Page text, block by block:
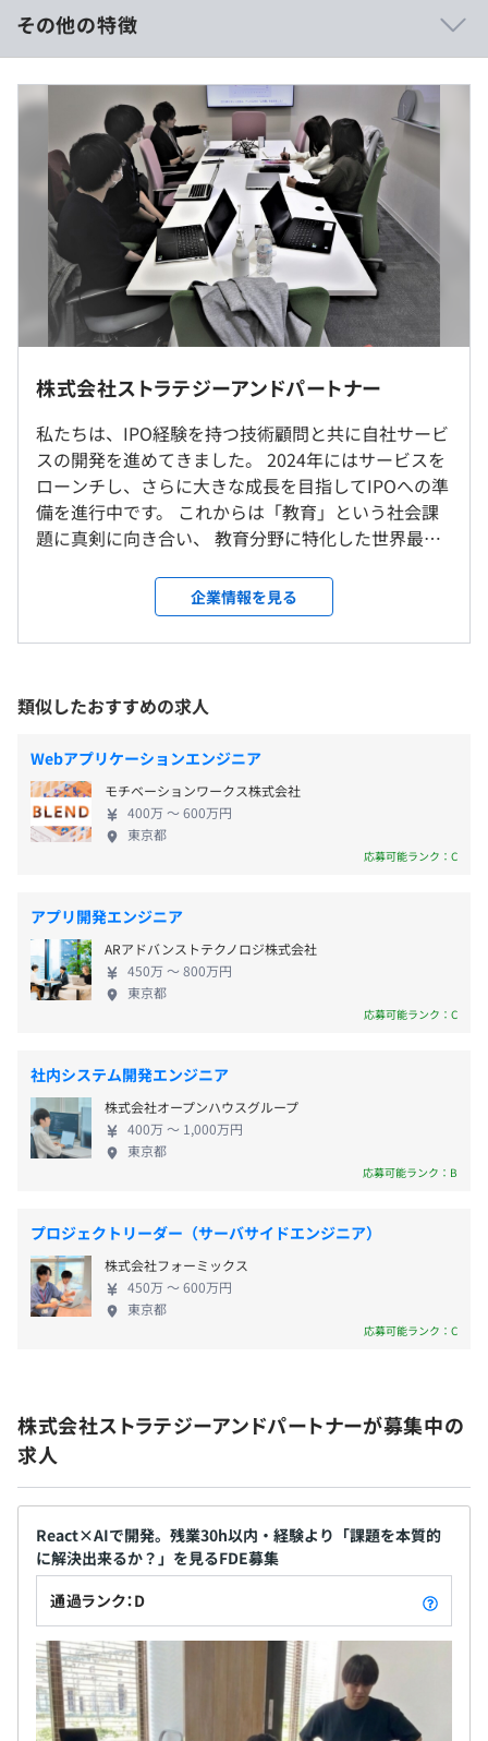
「エレメンタルラボ」は大手メディアにも掲載され、業界
から注目を集めています。
当社代表は大手企業向けに「AI駆動社会における人材教
育」をテーマにレクチャーを行うなど、技術だけでなく思
想面でも業界をリードしています。
コードレビューやドキュメント作成にAIツールを駆使し、
エンジニアは創造的な価値創出に集中できる環境がありま
す。私たち自身がAIと人間の理想的な協働モデルを日々実
践しています。
リモートワークを基本としながらも、AIツールを活用した
効果的なコミュニケーション環境で、チームの一体感と心
理的安全性を両立。「成果」で評価する真の結果主義を実
践し、短時間で質の高い成果を出せるエンジニアが正当に
評価される文化があります。
非認知能力×生成AIによる次世代エンジニア育成プラット
フォーム
ンジニアに必須となる
「非認知能力」の開発にフォーカスした教育プラットフォ
ームです。
会における人材教育」として講演を行ってきた知見と思想
を結集した、
他社にはない独創的なサービスとして開発されました。
技術的特徴と革新性
最新のLLM（大規模言語モデル）技術を活用した対話型学
これにより、学力では測れない非認知能力を可視化し、
個々のエンジニアに最適化された成長プログラムを提供し
ています。
特にITエンジニア向けにカスタマイズされたモデルは、技
単なる知識習得ではなく、AIが普及する時代に「人間にし
かできない価値」を高めることを目指しています。
サービスの社会的インパクト
従来のプログラミング教育が「技術スキル」に偏重する
目。
ITエンジニアの能力開発に貢献し、その効果は単なる技術
力向上だけでなく、チームでの協働やイノベーション創出
にも及んでいます。
ログラムにも同様の思想が取り入れられるなど、
業界全体に影響を与えています。
開発チームの挑戦と成果
エレメンタルラボの開発では、多分野の知見をAI技術と融
合させる挑戦がありました。
人間の共進化」という哲学的テーマに向き合いながら実装
を進めています。
「技術は変わっても、人間の本質的な強みを磨き続けるこ
と」—
フルリモートで成果を追求
クライアントワークの場合は関東近辺に在住しているほう
がよいかと思います。
月に1〜2回程度のオフラインミーティングを東京オフィ
ス（渋谷区）で実施することがありますが、自由参加で
オフィスに縛られない自由な働き方で、場所に関係なく成
果を最大化できる環境を目指してます。
就業場所の変更範囲
本社及び都内近郊クライアント先
＜変更範囲＞
本社及び都内近郊クライアント先
・従業員に対する受動喫煙対策：あり
対策内容：敷地内禁煙
銀座線表参道駅より徒歩10分
■賃金形態：月給制
■賃金の決定方法：当社規定により決定いたします
■月給：約30万円
・基本給：約18万円
・固定残業代：30時間分、約7万円（超過分は別途支
給）
・職能手当：5万円
※売上に対する還元率は60％程度
10:00～19:00
休憩時間：12:00〜13:00（60分）
回程度土曜出社あり）
◇ 祝日
◇ 夏季休暇・年末年始休暇（一部計画年休）
◇ 有給休暇
◇ 慶弔休暇
◇ 通勤手当（3万円迄／月）
◇ 資格手当（1万円～／月）
◇ 賞与年1回（8月）
◇ 給与改定年1回（7月）
◇ 各種社会保険完備（健康・厚生年金・労災・雇用）
◇ あんしん財団
試用期間あり：3カ月
その他の特徴
株式会社ストラテジーアンドパートナー
私たちは、IPO経験を持つ技術顧問と共に自社サービ
スの開発を進めてきました。 2024年にはサービスを
ローンチし、さらに大きな成長を目指してIPOへの準
備を進行中です。 これからは「教育」という社会課
題に真剣に向き合い、 教育分野に特化した世界最大
仕事内容＞＞ ■■■AIアダプティブラーニング開発
事業 エレメンタルラボ AIエージェントがITエン
ジニアをトレーニングしていく仕組みです。急速に変
は「読解力」「推論力」「計算力」「整理力」とい
ったキャッチアップ能力です。技術の陳腐化が早いIT
業界では、新たな技術を迅速に理解する力が求めら
れます。当社のエンジニアだからこそ可能な技術力を
活かし、クライアント拡大に注力しています。 使用
技術例: Go、React ■■■受託開発 卸売業やエネル
ギー産業を対象に、社内でWEBシステムの開発を行
件が同時進行中です。各プロジェクトでは、担当者の
スキルレベルに応じたタスクを割り振り、効率的な
開発体制を構築しています。 使用技術例: Go、
React、MySQL、Next.js ■■■DXコンサルティング
旅行業向けにバックオフィスの自動化コンサルティ
が全ての窓口となり、処理を抽象化。 人間はホスピ
タリティ向上に集中するという高付加価値のプラッ
トフォームを構築します。 使用技術例: Claudcode
企業情報を見る
類似したおすすめの求人
Webアプリケーションエンジニア
モチベーションワークス株式会社
400万 〜 600万円
東京都
応募可能ランク：C
アプリ開発エンジニア
ARアドバンストテクノロジ株式会社
450万 〜 800万円
東京都
応募可能ランク：C
社内システム開発エンジニア
株式会社オープンハウスグループ
400万 〜 1,000万円
東京都
応募可能ランク：B
プロジェクトリーダー（サーバサイドエンジニア）
株式会社フォーミックス
450万 〜 600万円
東京都
応募可能ランク：C
株式会社ストラテジーアンドパートナーが募集中の
求人
React×AIで開発。残業30h以内・経験より「課題を本質的
に解決出来るか？」を見るFDE募集
通過ランク：D